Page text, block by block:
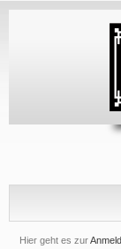
Hier geht es zur